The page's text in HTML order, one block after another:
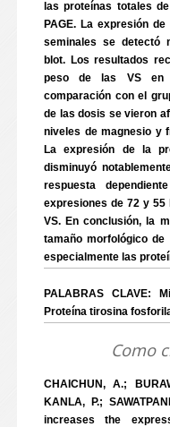
las proteínas totales
PAGE. La expresión
seminales se detectó
blot. Los resultados
peso de las VS en
comparación con el
de las dosis se vieron
niveles de magnesio y
La expresión de la
disminuyó
respuesta
expresiones de 72 y 55
VS. En conclusión, la
tamaño morfológico
especialmente las
PALABRAS CLAVE:
Proteína tirosina
Como
CHAICHUN, A.;
KANLA, P.;
increases the